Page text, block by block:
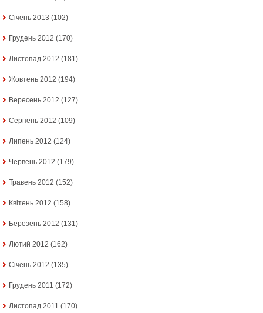
Січень 2013 (102)
Грудень 2012 (170)
Листопад 2012 (181)
Жовтень 2012 (194)
Вересень 2012 (127)
Серпень 2012 (109)
Липень 2012 (124)
Червень 2012 (179)
Травень 2012 (152)
Квітень 2012 (158)
Березень 2012 (131)
Лютий 2012 (162)
Січень 2012 (135)
Грудень 2011 (172)
Листопад 2011 (170)